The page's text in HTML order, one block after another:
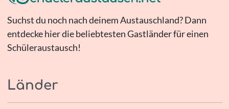
Suchst du noch nach deinem Austauschland? Dann
entdecke hier die beliebtesten Gastländer für einen
Schüleraustausch!
Länder